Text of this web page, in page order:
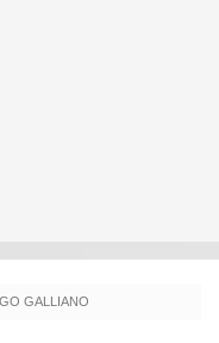
GALLIANO